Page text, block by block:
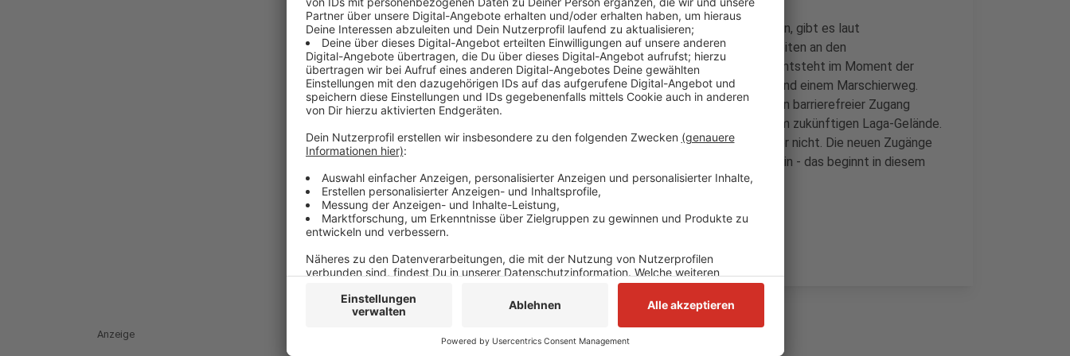
Bevor die Veranstaltung dort im kommenden Jahr stattfinden kann, gibt es laut
Stadtverwaltung noch einiges zu tun. Erst einmal starten die Arbeiten an den
Eingangsbereichen des Geländes. Vom Wendersplatz kommend entsteht im Moment der
sogenannte Eingang West - unter anderem mit Bahnübergängen und einem Marschierweg.
Auch am Eingang Ost wird in nächster Zeit gearbeitet - hier soll ein barrierefreier Zugang
entstehen. Außerdem pflanzt die Stadt rund 1.000 Bäume auf dem zukünftigen Laga-Gelände.
Zu Verkehrseinschränkungen führen die Bauarbeiten demnach aber nicht. Die neuen Zugänge
sollen dann noch vor dem Neusser Bürger-Schützenfest fertig sein - das beginnt in diesem
Jahr am 30. August.
Anzeige
Anzeige